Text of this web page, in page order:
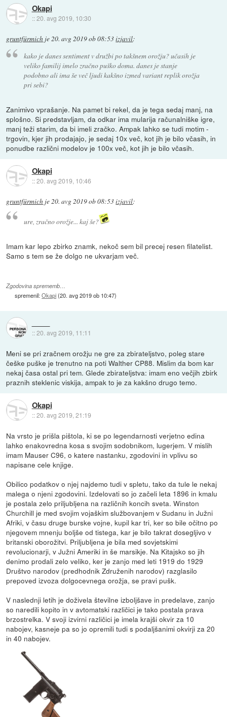
Okapi
::20. avg 2019, 10:30
gruntfürmich je20. avg 2019 ob 08:53izjavil:
kako je danes sentiment v družbi po takšnem orožju? učasih je
veliko familij imelo zračno puško doma. danes je stanje
podobno ali ima še več ljudi kakšno izmed variant replik orožja
pri sebi?
Zanimivo vprašanje. Na pamet bi rekel, da je tega sedaj manj, na
splošno. Si predstavljam, da odkar ima mularija računalniške igre,
manj teži starim, da bi imeli zračko. Ampak lahko se tudi motim -
trgovin, kjer jih prodajajo, je sedaj 10x več, kot jih je bilo včasih, in
ponudbe različni modelov je 100x več, kot jih je bilo včasih.
Okapi
::20. avg 2019, 10:46
gruntfürmich je 20. avg 2019 ob 08:53izjavil:
ure, zračno orožje... kaj še?
Imam kar lepo zbirko znamk, nekoč sem bil precej resen filatelist.
Samo s tem se že dolgo ne ukvarjam več.
Zgodovina sprememb…
spremenil:Okapi(20. avg 2019 ob 10:47)
::20. avg 2019, 11:11
Meni se pri zračnem orožju ne gre za zbirateljstvo, poleg stare
češke puške je trenutno na poti Walther CP88. Mislim da bom kar
nekaj časa ostal pri tem. Glede zbirateljstva: imam eno večjih zbirk
praznih steklenic viskija, ampak to je za kakšno drugo temo.
Okapi
::20. avg 2019, 21:19
Na vrsto je prišla pištola, ki se po legendarnosti verjetno edina
lahko enakovredna kosa s svojim sodobnikom, lugerjem. V mislih
imam Mauser C96, o katere nastanku, zgodovini in vplivu so
napisane cele knjige.
Obilico podatkov o njej najdemo tudi v spletu, tako da tule le nekaj
malega o njeni zgodovini. Izdelovati so jo začeli leta 1896 in kmalu
je postala zelo priljubljena na različnih koncih sveta. Winston
Churchill je med svojim vojaškim službovanjem v Sudanu in Južni
Afriki, v času druge burske vojne, kupil kar tri, ker so bile očitno po
njegovem mnenju boljše od tistega, kar je bilo takrat dosegljivo v
britanski oborožitvi. Priljubljena je bila med sovjetskimi
revolucionarji, v Južni Ameriki in še marsikje. Na Kitajsko so jih
denimo prodali zelo veliko, ker je zanjo med leti 1919 do 1929
Društvo narodov (predhodnik Združenih narodov) razglasilo
prepoved izvoza dolgocevnega orožja, se pravi pušk.
V naslednji letih je doživela številne izboljšave in predelave, zanjo
so naredili kopito in v avtomatski različici je tako postala prava
brzostrelka. V svoji izvirni različici je imela krajši okvir za 10
nabojev, kasneje pa so jo opremili tudi s podaljšanimi okvirji za 20
in 40 nabojev.